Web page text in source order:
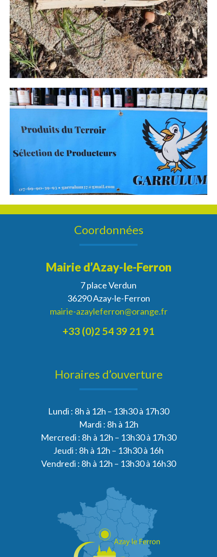
Coordonnées
Mairie d’Azay-le-Ferron
7 place Verdun
36290 Azay-le-Ferron
mairie-azayleferron@orange.fr
+33 (0)2 54 39 21 91
Horaires d’ouverture
Lundi : 8h à 12h – 13h30 à 17h30
Mardi : 8h à 12h
Mercredi : 8h à 12h – 13h30 à 17h30
Jeudi : 8h à 12h – 13h30 à 16h
Vendredi : 8h à 12h – 13h30 à 16h30